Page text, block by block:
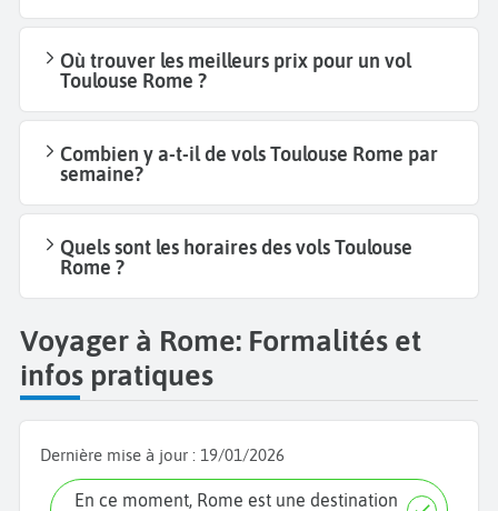
Où trouver les meilleurs prix pour un vol
Toulouse Rome ?
Combien y a-t-il de vols Toulouse Rome par
semaine?
Quels sont les horaires des vols Toulouse
Rome ?
Voyager à Rome: Formalités et
infos pratiques
Dernière mise à jour : 19/01/2026
En ce moment, Rome est une destination